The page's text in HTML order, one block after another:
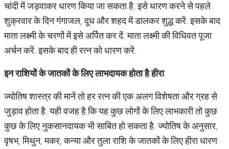
चांदी में जड़वाकर धारण किया जा सकता है. इसे धारण करने से पहले
शुक्रवार के दिन गंगाजल, दूध और शहद में डालकर शुद्ध करें. इसके बाद
माता लक्ष्मी के चरणों में इसे अर्पित कर दें. माता लक्ष्मी की विधिवत पूजा
अर्चन करें. इसके बाद ही रत्न को धारण करें.
इनराशियोंकेजातकोंकेलिएलाभदायकहोताहैहीरा
ज्योतिष शास्त्र की मानें तो हर रत्न की एक अलग विशेषता और ग्रह से
जुड़ाव होता है. यही वजह है कि यह कुछ लोगों के लिए लाभकारी तो कुछ
कुछ के लिए नुकसानदायक भी साबित हो सकता है. ज्योतिष के अनुसार,
वृषभ, मिथुन, मकर, कन्या और तुला राशि के जातकों के लिए हीरा धारण